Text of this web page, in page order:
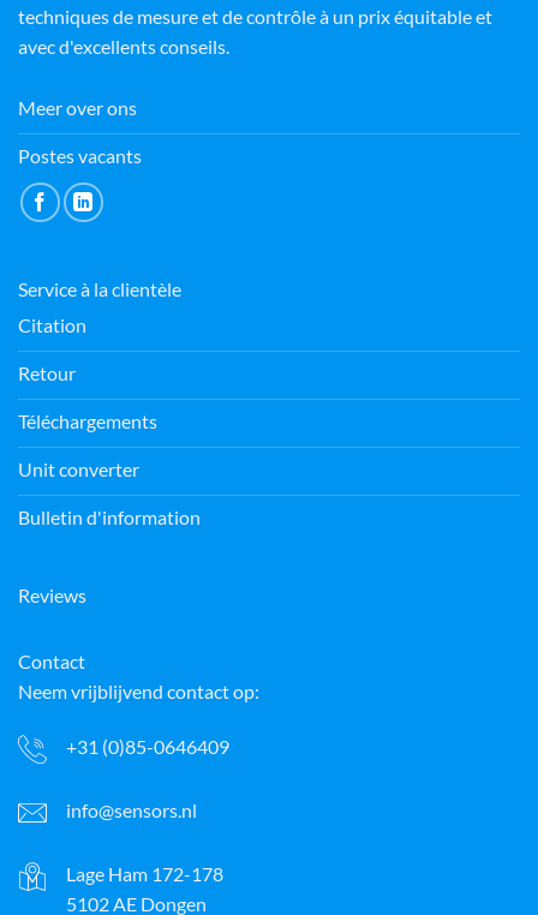
techniques de mesure et de contrôle à un prix équitable et
avec d'excellents conseils.
Meer over ons
Postes vacants
Service à la clientèle
Citation
Retour
Téléchargements
Unit converter
Bulletin d'information
Reviews
Contact
Neem vrijblijvend contact op:
+31 (0)85-0646409
info@sensors.nl
Lage Ham 172-178
5102 AE Dongen